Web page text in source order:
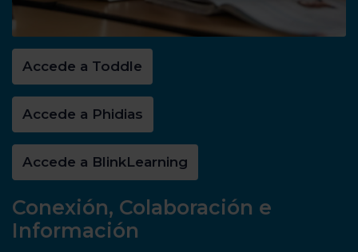
Accede a Toddle
Accede a Phidias
Accede a BlinkLearning
Conexión, Colaboración e
Información